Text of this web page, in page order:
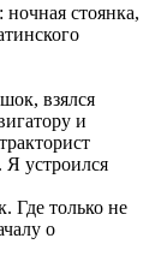
стоянка,
взялся
и
устроился
Где только не
о